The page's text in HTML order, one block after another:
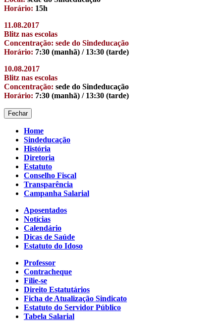
Horário: 15h
11.08.2017
Blitz nas escolas
Concentração: sede do Sindeducação
Horário: 7:30 (manhã) / 13:30 (tarde)
10.08.2017
Blitz nas escolas
Concentração: sede do Sindeducação
Horário: 7:30 (manhã) / 13:30 (tarde)
Fechar
Home
Sindeducação
História
Diretoria
Estatuto
Conselho Fiscal
Transparência
Campanha Salarial
Aposentados
Notícias
Calendário
Dicas de Saúde
Estatuto do Idoso
Professor
Contracheque
Filie-se
Direito Estatutários
Ficha de Atualização Sindicato
Estatuto do Servidor Público
Tabela Salarial